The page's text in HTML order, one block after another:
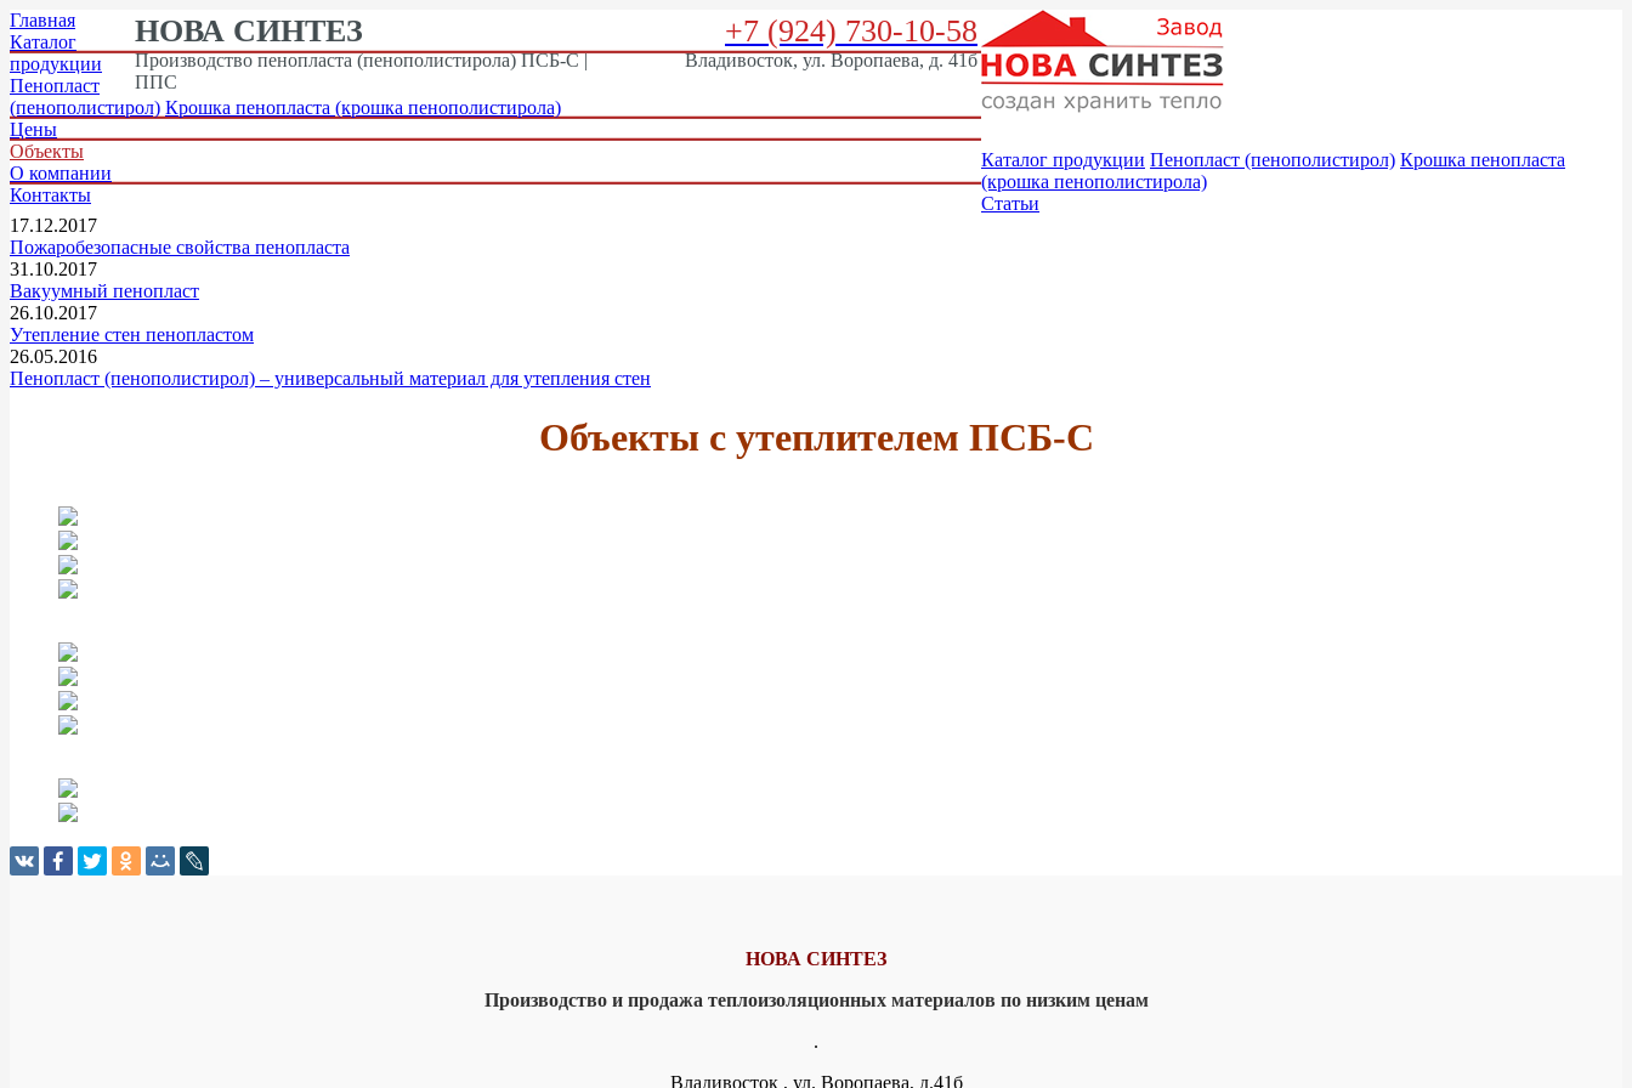
НОВА СИНТЕЗ
Производство пенопласта (пенополистирола) ПСБ-С |
ППС
+7 (924) 730-10-58
Владивосток, ул. Воропаева, д. 41б
Главная
Каталог
продукции
Пенопласт
(пенополистирол) Крошка пенопласта (крошка пенополистирола)
Цены
Объекты
О компании
Контакты
Каталог продукции Пенопласт (пенополистирол) Крошка пенопласта
(крошка пенополистирола)
Статьи
17.12.2017
Пожаробезопасные свойства пенопласта
31.10.2017
Вакуумный пенопласт
26.10.2017
Утепление стен пенопластом
26.05.2016
Пенопласт (пенополистирол) – универсальный материал для утепления стен
Объекты с утеплителем ПСБ-С
НОВА СИНТЕЗ
Производство и продажа теплоизоляционных материалов по низким ценам
.
Владивосток , ул. Воропаева, д.41б